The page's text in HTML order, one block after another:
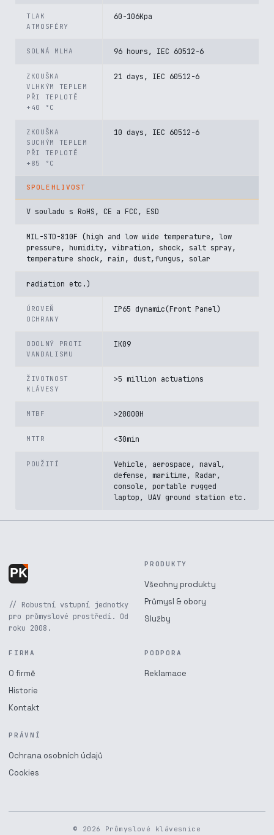
TLAK
ATMOSFÉRY
60-106Kpa
SOLNÁ MLHA 96 hours, IEC 60512-6
ZKOUŠKA
VLHKÝM TEPLEM
PŘI TEPLOTĚ
+40 °C
21 days, IEC 60512-6
ZKOUŠKA
SUCHÝM TEPLEM
PŘI TEPLOTĚ
+85 °C
10 days, IEC 60512-6
SPOLEHLIVOST
V souladu s RoHS, CE a FCC, ESD
MIL-STD-810F (high and low wide temperature, low
pressure, humidity, vibration, shock, salt spray,
temperature shock, rain, dust,fungus, solar
radiation etc.)
ÚROVEŇ
OCHRANY
IP65 dynamic(Front Panel)
ODOLNÝ PROTI
VANDALISMU
IK09
ŽIVOTNOST
KLÁVESY
>5 million actuations
MTBF >20000H
MTTR <30min
POUŽITÍ
Vehicle, aerospace, naval,
defense, maritime, Radar,
console, portable rugged
laptop, UAV ground station etc.
// Robustní vstupní jednotky
pro průmyslové prostředí. Od
roku 2008.
PRODUKTY
Všechny produkty
Průmysl & obory
Služby
FIRMA
O firmě
Historie
Kontakt
PODPORA
Reklamace
PRÁVNÍ
Ochrana osobních údajů
Cookies
© 2026 Průmyslové klávesnice